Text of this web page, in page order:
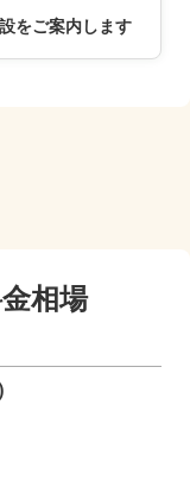
をご案内します
相場